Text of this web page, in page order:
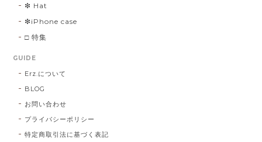
❇︎ Hat
❇︎iPhone case
□ 特集
GUIDE
Erz.について
BLOG
お問い合わせ
プライバシーポリシー
特定商取引法に基づく表記